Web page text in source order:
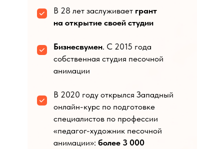
В 28 лет заслуживает грант
на открытие своей студии
Бизнесвумен. С 2015 года
собственная студия песочной
анимации
В 2020 году открылся Западный
онлайн-курс по подготовке
специалистов по профессии
«педагог-художник песочной
анимации»: более 3 000